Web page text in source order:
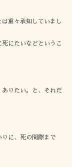
重々承知していまし
にたいなどというこ
りたい。と、それだ
に、死の間際まで